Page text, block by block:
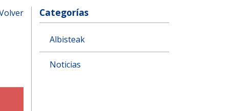
Categorías
Albisteak
Noticias